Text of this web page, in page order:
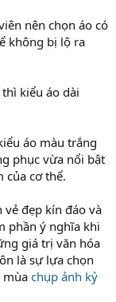
nên chọn áo có
không bị lộ ra
kiểu áo dài
áo màu trắng
phục vừa nổi bật
của cơ thể.
vẻ đẹp kín đáo và
phần ý nghĩa khi
giá trị văn hóa
là sự lựa chọn
mùa chụp ảnh kỷ